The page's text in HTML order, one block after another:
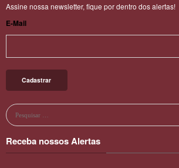
Assine nossa newsletter, fique por dentro dos alertas!
E-Mail
Receba nossos Alertas